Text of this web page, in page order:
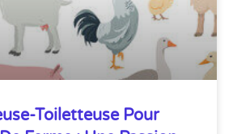
Toiletteuse Pour